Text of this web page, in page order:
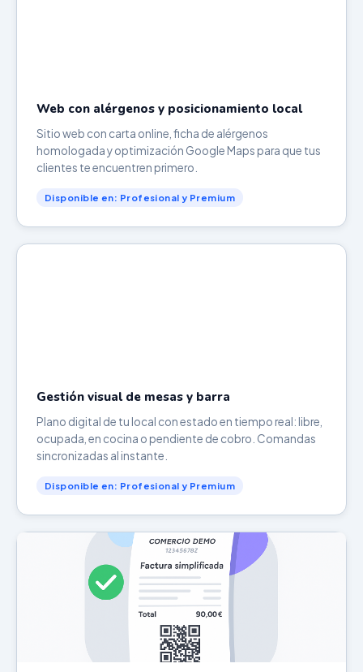
Web con alérgenos y posicionamiento local
Sitio web con carta online, ficha de alérgenos
homologada y optimización Google Maps para que tus
clientes te encuentren primero.
Disponible en: Profesional y Premium
Gestión visual de mesas y barra
Plano digital de tu local con estado en tiempo real: libre,
ocupada, en cocina o pendiente de cobro. Comandas
sincronizadas al instante.
Disponible en: Profesional y Premium